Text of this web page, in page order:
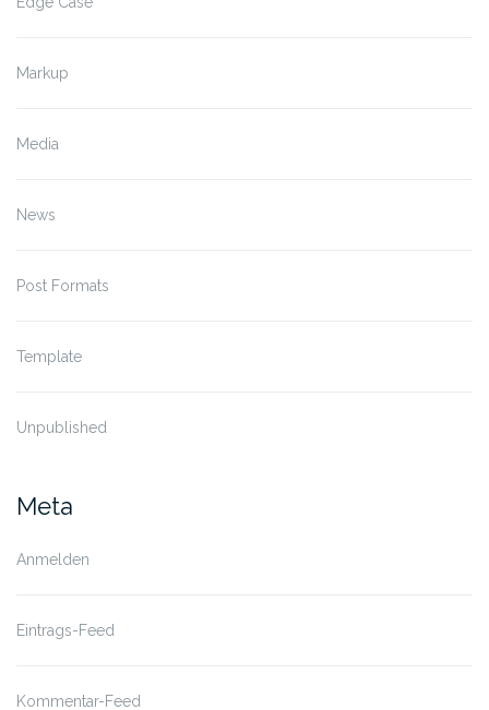
Markup
Media
News
Post Formats
Template
Unpublished
Meta
Anmelden
Eintrags-Feed
Kommentar-Feed